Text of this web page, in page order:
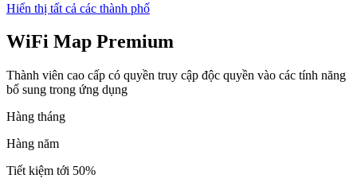
Hiển thị tất cả các thành phố
WiFi Map Premium
Thành viên cao cấp có quyền truy cập độc quyền vào các tính năng
bổ sung trong ứng dụng
Hàng tháng
Hàng năm
Tiết kiệm tới 50%